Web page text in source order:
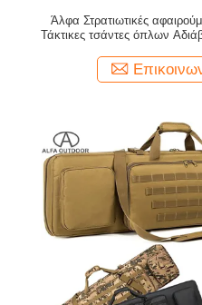
Άλφα Στρατιωτικές
Τάκτικες τσάντες όπλων